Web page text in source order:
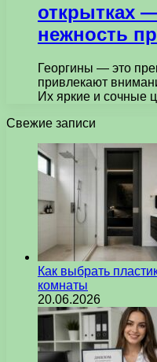
открытках
нежность
Георгины — это
привлекают
Их яркие и сочные
Свежие записи
Как выбрать
комнаты
20.06.2026